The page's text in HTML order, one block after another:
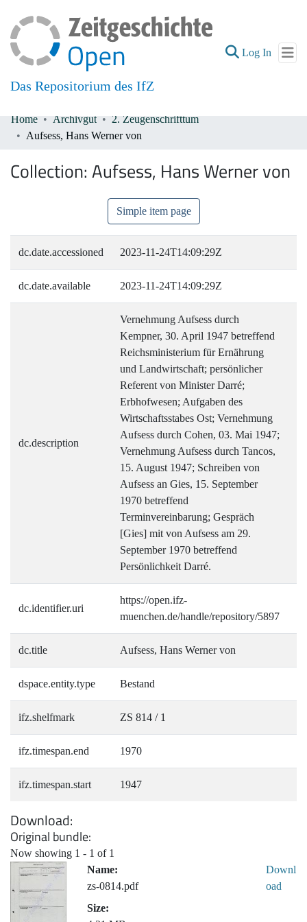
Das Repositorium des IfZ
Log In (current)
Communities & Collections
Home Archivgut
2. Zeugenschrifttum
Aufsess, Hans Werner von
Collection: Aufsess, Hans Werner von
Simple item page
dc.date.accessioned 2023-11-24T14:09:29Z
dc.date.available 2023-11-24T14:09:29Z
dc.description
Vernehmung Aufsess durch
Kempner, 30. April 1947 betreffend
Reichsministerium für Ernährung
und Landwirtschaft; persönlicher
Referent von Minister Darré;
Erbhofwesen; Aufgaben des
Wirtschaftsstabes Ost; Vernehmung
Aufsess durch Cohen, 03. Mai 1947;
Vernehmung Aufsess durch Tancos,
15. August 1947; Schreiben von
Aufsess an Gies, 15. September
1970 betreffend
Terminvereinbarung; Gespräch
[Gies] mit von Aufsess am 29.
September 1970 betreffend
Persönlichkeit Darré.
dc.identifier.uri
https://open.ifz-
muenchen.de/handle/repository/5897
dc.title Aufsess, Hans Werner von
dspace.entity.type Bestand
ifz.shelfmark ZS 814 / 1
ifz.timespan.end 1970
ifz.timespan.start 1947
Download
Original bundle
Now showing 1 - 1 of 1
Name:
zs-0814.pdf
Size:
Downl
oad